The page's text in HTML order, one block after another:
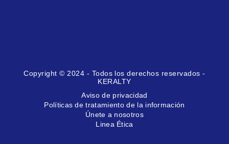
Copyright © 2024 - Todos los derechos reservados -
KERALTY
Aviso de privacidad
Políticas de tratamiento de la información
Únete a nosotros
Linea Ética